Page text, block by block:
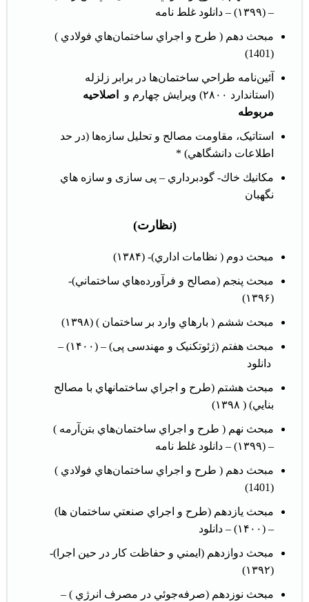
– (۱۳۹۹) –
دانلود غلط نامه
مبحث دهم ( طرح و اجراي ساختمان‌هاي فولادي )
(1401)
آئين‌نامه طراحي ساختمان‌ها در برابر زلزله
(استاندارد ۲۸۰۰) ويرايش چهارم و
اصلاحیه
مربوطه
استاتیک، مقاومت مصالح و تحليل سازه‌ها (در حد
اطلاعات دانشگاهي) *
مكانيك خاك- گودبرداري – پی سازی و سازه هاي
نگهبان
(نظارت)
مبحث دوم ( نظامات اداري)- (۱۳۸۴)
مبحث پنجم (مصالح و فرآورده‌هاي ساختماني)-
(۱۳۹۶)
مبحث ششم ( بارهاي وارد بر ساختمان ) (۱۳۹۸)
مبحث هفتم (ژئوتکنیک و مهندسی پی) – (۱۴۰۰) –
دانلود
مبحث هشتم (طرح و اجراي ساختمانهاي با مصالح
بنايي) ( ۱۳۹۸)
مبحث نهم ( طرح و اجراي ساختمان‌هاي بتن‌آرمه )
– (۱۳۹۹) –
دانلود غلط نامه
مبحث دهم ( طرح و اجراي ساختمان‌هاي فولادي )
(1401)
مبحث يازدهم (طرح و اجراي صنعتي ساختمان ها)
– (۱۴۰۰) –
دانلود
مبحث دوازدهم (ايمني و حفاظت كار در حين اجرا)-
(۱۳۹۲)
مبحث نوزدهم (صرفه‌جوئي در مصرف انرژي ) –